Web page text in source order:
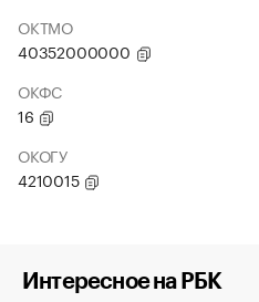
ОКТМО
40352000000
ОКФС
16
ОКОГУ
4210015
Интересное на РБК